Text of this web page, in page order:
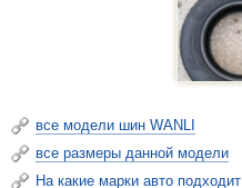
все модели шин WANLI
все размеры данной модели
На какие марки авто подходит